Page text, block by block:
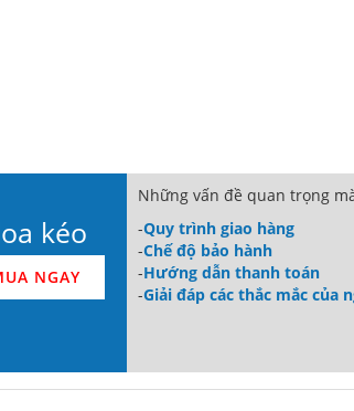
kéo
NGAY
Những vấn đề quan trọng
-Quy trình giao hàng
-Chế độ bảo hành
-Hướng dẫn thanh toán
-Giải đáp các thắc mắc của